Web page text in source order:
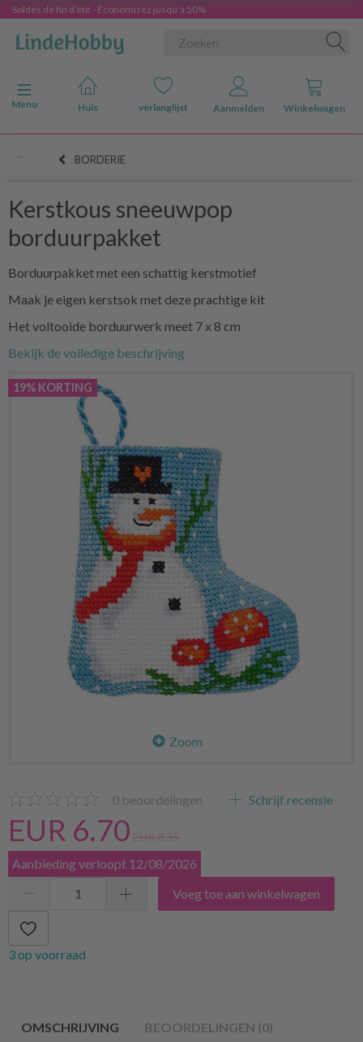
Soldes de fin d'été - Économisez jusqu'à 50%
Navigatie in-/uitschakelen
Menu
Huis verlanglijst Aanmelden Winkelwagen
BORDERIE
Kerstkous sneeuwpop
borduurpakket
Borduurpakket met een schattig kerstmotief
Maak je eigen kerstsok met deze prachtige kit
Het voltooide borduurwerk meet 7 x 8 cm
Bekijk de volledige beschrijving
19% KORTING
Zoom
0 beoordelingen Schrijf recensie
EUR 6.70 EUR 8.35
Aanbieding verloopt 12/08/2026
Voeg toe aan winkelwagen
3 op voorraad
OMSCHRIJVING BEOORDELINGEN (0)